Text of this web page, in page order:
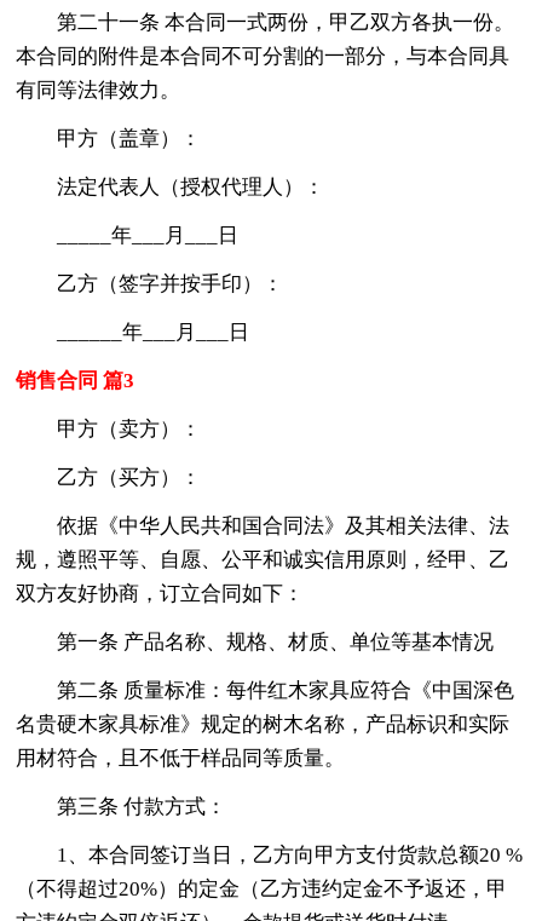
第二十一条 本合同一式两份，甲乙双方各执一份。
本合同的附件是本合同不可分割的一部分，与本合同具
有同等法律效力。
甲方（盖章）：
法定代表人（授权代理人）：
_____年___月___日
乙方（签字并按手印）：
______年___月___日
销售合同 篇3
甲方（卖方）：
乙方（买方）：
依据《中华人民共和国合同法》及其相关法律、法
规，遵照平等、自愿、公平和诚实信用原则，经甲、乙
双方友好协商，订立合同如下：
第一条 产品名称、规格、材质、单位等基本情况
第二条 质量标准：每件红木家具应符合《中国深色
名贵硬木家具标准》规定的树木名称，产品标识和实际
用材符合，且不低于样品同等质量。
第三条 付款方式：
1、本合同签订当日，乙方向甲方支付货款总额20 %
（不得超过20%）的定金（乙方违约定金不予返还，甲